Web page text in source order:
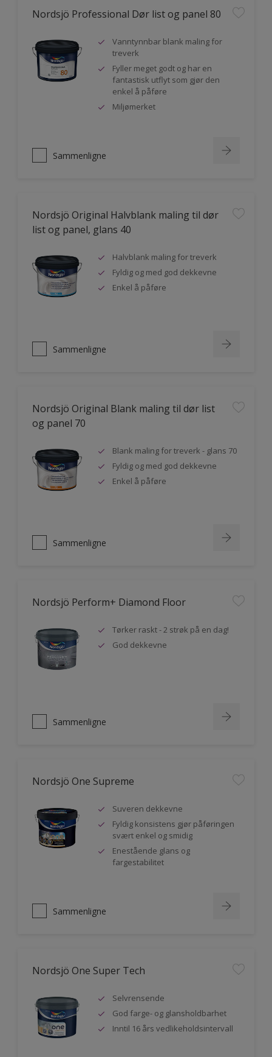
Nordsjö Professional Dør list og panel 80
Vanntynnbar blank maling for
treverk
Fyller meget godt og har en
fantastisk utflyt som gjør den
enkel å påføre
Miljømerket
Sammenligne
Nordsjö Original Halvblank maling til dør
list og panel, glans 40
Halvblank maling for treverk
Fyldig og med god dekkevne
Enkel å påføre
Sammenligne
Nordsjö Original Blank maling til dør list
og panel 70
Blank maling for treverk - glans 70
Fyldig og med god dekkevne
Enkel å påføre
Sammenligne
Nordsjö Perform+ Diamond Floor
Tørker raskt - 2 strøk på en dag!
God dekkevne
Sammenligne
Nordsjö One Supreme
Suveren dekkevne
Fyldig konsistens gjør påføringen
svært enkel og smidig
Enestående glans og
fargestabilitet
Sammenligne
Nordsjö One Super Tech
Selvrensende
God farge- og glansholdbarhet
Inntil 16 års vedlikeholdsintervall